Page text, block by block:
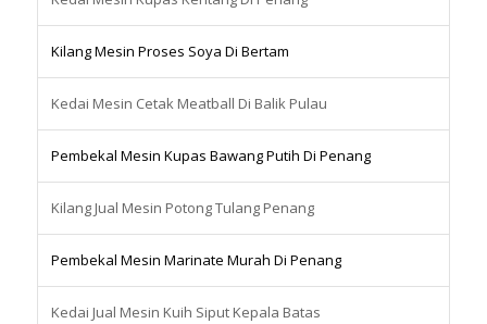
Kilang Mesin Proses Soya Di Bertam
Kedai Mesin Cetak Meatball Di Balik Pulau
Pembekal Mesin Kupas Bawang Putih Di Penang
Kilang Jual Mesin Potong Tulang Penang
Pembekal Mesin Marinate Murah Di Penang
Kedai Jual Mesin Kuih Siput Kepala Batas